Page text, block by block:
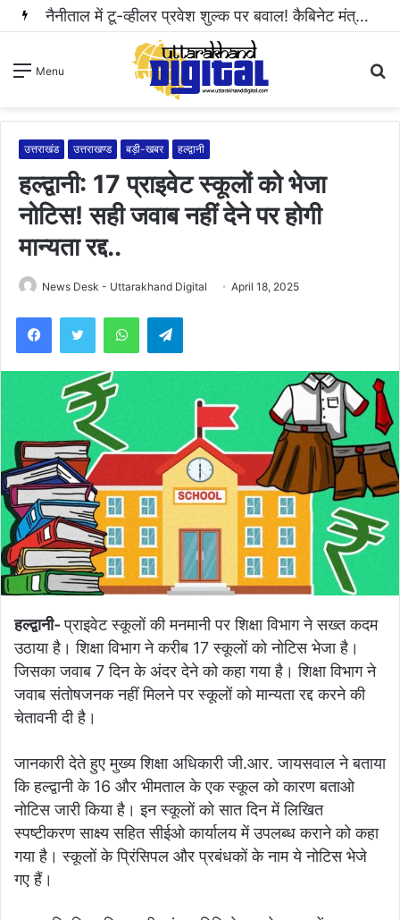
हल्द्वानी: महिला से अभद्रता करने और सोशल मीडिया पर धमकी भरा वीडियो वायरल करने वाला आरोपी गिरफ्तार..
Menu
उत्तराखंड उत्तराखण्ड बड़ी-खबर हल्द्वानी
हल्द्वानी: 17 प्राइवेट स्कूलों को भेजा
नोटिस! सही जवाब नहीं देने पर होगी
मान्यता रद्द..
News Desk - Uttarakhand Digital April 18, 2025
WhatsAppTelegram
हल्द्वानी-प्राइवेट स्कूलों की मनमानी पर शिक्षा विभाग ने सख्त कदम
उठाया है। शिक्षा विभाग ने करीब 17 स्कूलों को नोटिस भेजा है।
जिसका जवाब 7 दिन के अंदर देने को कहा गया है। शिक्षा विभाग ने
जवाब संतोषजनक नहीं मिलने पर स्कूलों को मान्यता रद्द करने की
चेतावनी दी है।
जानकारी देते हुए मुख्य शिक्षा अधिकारी जी.आर. जायसवाल ने बताया
कि हल्द्वानी के 16 और भीमताल के एक स्कूल को कारण बताओ
नोटिस जारी किया है। इन स्कूलों को सात दिन में लिखित
स्पष्टीकरण साक्ष्य सहित सीईओ कार्यालय में उपलब्ध कराने को कहा
गया है। स्कूलों के प्रिंसिपल और प्रबंधकों के नाम ये नोटिस भेजे
गए हैं।